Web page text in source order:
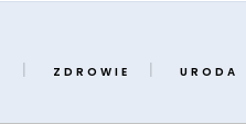
ZDROWIE URODA